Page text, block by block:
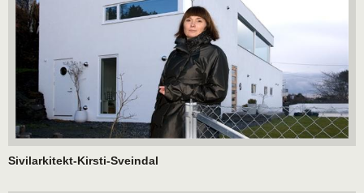
Sivilarkitekt-Kirsti-Sveindal